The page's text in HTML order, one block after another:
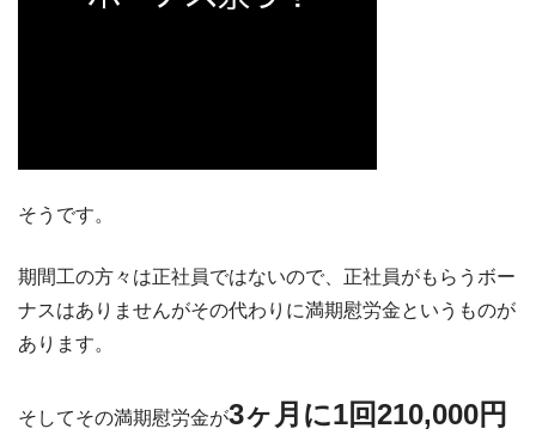
そうです。
期間工の方々は正社員ではないので、正社員がもらうボー
ナスはありませんがその代わりに満期慰労金というものが
あります。
そしてその満期慰労金が3ヶ月に1回210,000円